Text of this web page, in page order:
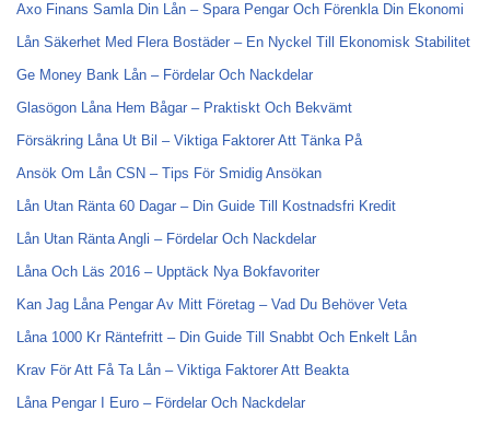
Axo Finans Samla Din Lån – Spara Pengar Och Förenkla Din Ekonomi
Lån Säkerhet Med Flera Bostäder – En Nyckel Till Ekonomisk Stabilitet
Ge Money Bank Lån – Fördelar Och Nackdelar
Glasögon Låna Hem Bågar – Praktiskt Och Bekvämt
Försäkring Låna Ut Bil – Viktiga Faktorer Att Tänka På
Ansök Om Lån CSN – Tips För Smidig Ansökan
Lån Utan Ränta 60 Dagar – Din Guide Till Kostnadsfri Kredit
Lån Utan Ränta Angli – Fördelar Och Nackdelar
Låna Och Läs 2016 – Upptäck Nya Bokfavoriter
Kan Jag Låna Pengar Av Mitt Företag – Vad Du Behöver Veta
Låna 1000 Kr Räntefritt – Din Guide Till Snabbt Och Enkelt Lån
Krav För Att Få Ta Lån – Viktiga Faktorer Att Beakta
Låna Pengar I Euro – Fördelar Och Nackdelar